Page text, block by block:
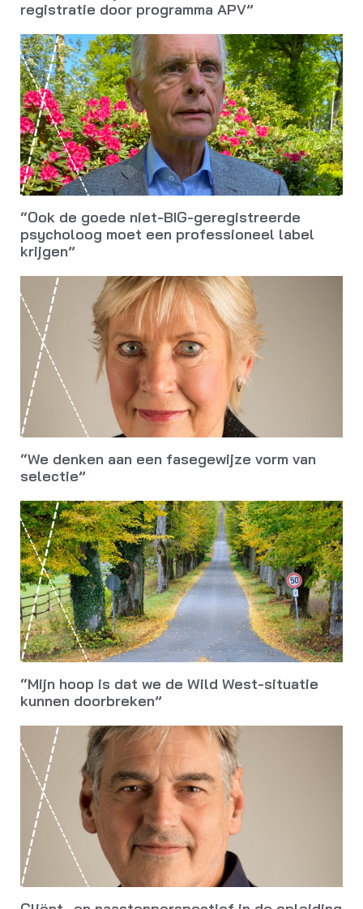
registratie door programma APV”
“Ook de goede niet-BIG-geregistreerde
psycholoog moet een professioneel label
krijgen”
“We denken aan een fasegewijze vorm van
selectie”
“Mijn hoop is dat we de Wild West-situatie
kunnen doorbreken”